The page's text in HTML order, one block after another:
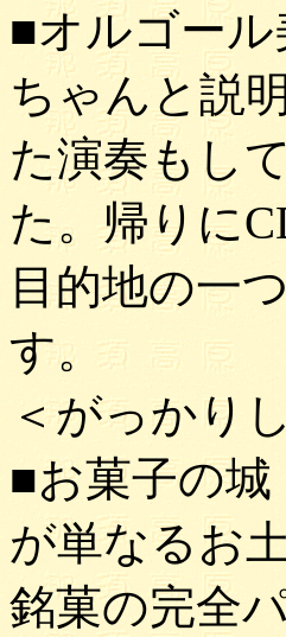
■オルゴー
ちゃんと説
た演奏もし
た。帰りに
目的地の一
す。
＜がっかり
■お菓子の
が単なるお
銘菓の完全